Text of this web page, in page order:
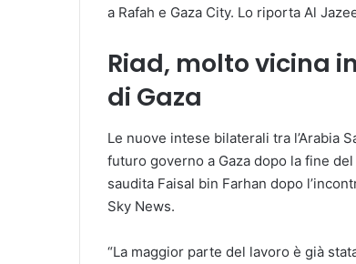
a Rafah e Gaza City. Lo riporta Al
Riad, molto vicina
di Gaza
Le nuove intese bilaterali tra l’Arabia
futuro governo a Gaza dopo la fine
saudita Faisal bin Farhan dopo
Sky News.
“La maggior parte del lavoro è già